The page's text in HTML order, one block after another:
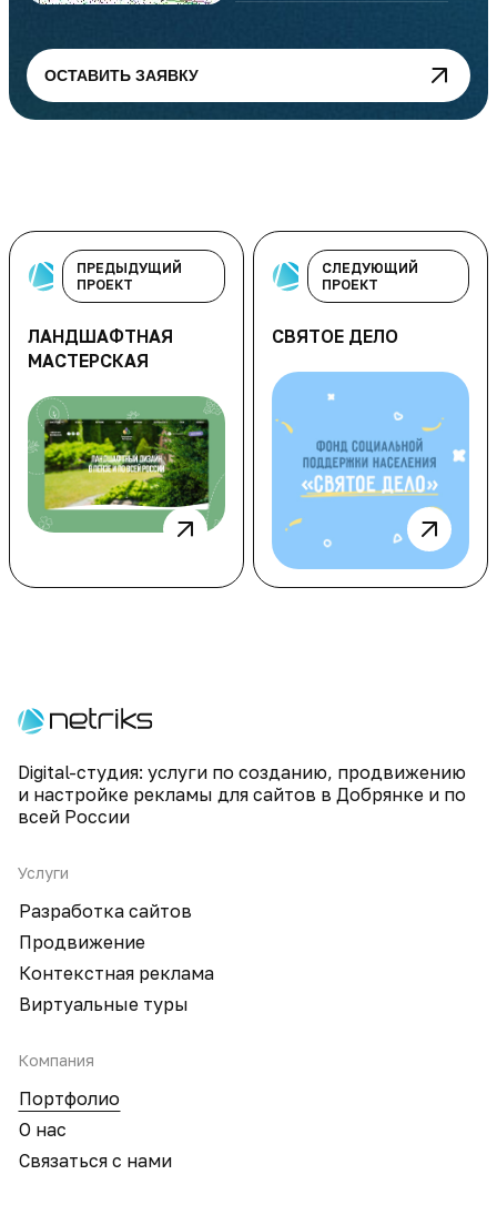
ОСТАВИТЬ ЗАЯВКУ
ПРЕДЫДУЩИЙ
ПРОЕКТ
ЛАНДШАФТНАЯ
МАСТЕРСКАЯ
СЛЕДУЮЩИЙ
ПРОЕКТ
СВЯТОЕ ДЕЛО
Digital-студия: услуги по созданию, продвижению
и настройке рекламы для сайтов в Добрянке и по
всей России
Услуги
Разработка сайтов
Продвижение
Контекстная реклама
Виртуальные туры
Компания
Портфолио
О нас
Связаться с нами